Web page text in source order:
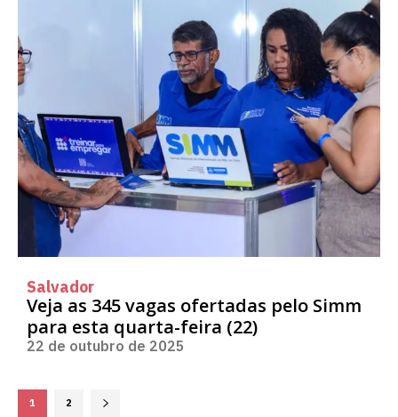
Salvador
Veja as 345 vagas ofertadas pelo Simm
para esta quarta-feira (22)
22 de outubro de 2025
1 2